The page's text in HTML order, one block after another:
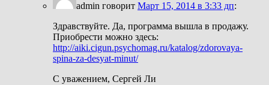
admin говорит Март 15, 2014 в 3:33 дп:
Здравствуйте. Да, программа вышла в продажу.
Приобрести можно здесь:
http://aiki.cigun.psychomag.ru/katalog/zdorovaya-
spina-za-desyat-minut/
С уважением, Сергей Ли